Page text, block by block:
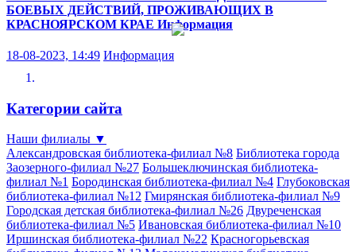
БОЕВЫХ ДЕЙСТВИЙ, ПРОЖИВАЮЩИХ В
КРАСНОЯРСКОМ КРАЕ Информация
18-08-2023, 14:49 Информация
Категории сайта
Наши филиалы ▼
Александровская библиотека-филиал №8 Библиотека города
Заозерного-филиал №27 Большеключинская библиотека-
филиал №1 Бородинская библиотека-филиал №4 Глубоковская
библиотека-филиал №12 Гмирянская библиотека-филиал №9
Городская детская библиотека-филиал №26 Двуреченская
библиотека-филиал №5 Ивановская библиотека-филиал №10
Иршинская библиотека-филиал №22 Красногорьевская